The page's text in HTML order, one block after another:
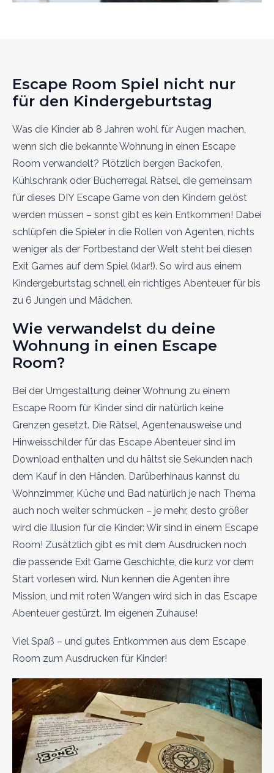
Escape Room Spiel nicht nur
für den Kindergeburtstag
Was die Kinder ab 8 Jahren wohl für Augen machen,
wenn sich die bekannte Wohnung in einen Escape
Room verwandelt? Plötzlich bergen Backofen,
Kühlschrank oder Bücherregal Rätsel, die gemeinsam
für dieses DIY Escape Game von den Kindern gelöst
werden müssen – sonst gibt es kein Entkommen! Dabei
schlüpfen die Spieler in die Rollen von Agenten, nichts
weniger als der Fortbestand der Welt steht bei diesen
Exit Games auf dem Spiel (klar!). So wird aus einem
Kindergeburtstag schnell ein richtiges Abenteuer für bis
zu 6 Jungen und Mädchen.
Wie verwandelst du deine
Wohnung in einen Escape
Room?
Bei der Umgestaltung deiner Wohnung zu einem
Escape Room für Kinder sind dir natürlich keine
Grenzen gesetzt. Die Rätsel, Agentenausweise und
Hinweisschilder für das Escape Abenteuer sind im
Download enthalten und du hältst sie Sekunden nach
dem Kauf in den Händen. Darüberhinaus kannst du
Wohnzimmer, Küche und Bad natürlich je nach Thema
auch noch weiter schmücken – je mehr, desto größer
wird die Illusion für die Kinder: Wir sind in einem Escape
Room! Zusätzlich gibt es mit dem Ausdrucken noch
die passende Exit Game Geschichte, die kurz vor dem
Start vorlesen wird. Nun kennen die Agenten ihre
Mission, und mit roten Wangen wird sich in das Escape
Abenteuer gestürzt. Im eigenen Zuhause!
Viel Spaß – und gutes Entkommen aus dem Escape
Room zum Ausdrucken für Kinder!